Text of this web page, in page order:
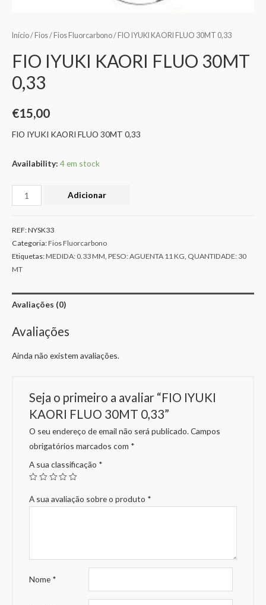
Início/ Fios/ Fios Fluorcarbono/ FIO IYUKI KAORI FLUO 30MT 0,33
FIO IYUKI KAORI FLUO 30MT
0,33
€15,00
FIO IYUKI KAORI FLUO 30MT 0,33
Availability: 4 em stock
Adicionar
REF:NYSK33
Categoria:Fios Fluorcarbono
Etiquetas:MEDIDA: 0.33 MM PESO: AGUENTA 11 KG QUANTIDADE: 30
MT
Avaliações (0)
Avaliações
Ainda não existem avaliações.
Seja o primeiro a avaliar “FIO IYUKI
KAORI FLUO 30MT 0,33”
O seu endereço de email não será publicado. Campos
obrigatórios marcados com *
A sua classificação *
A sua avaliação sobre o produto *
Nome *